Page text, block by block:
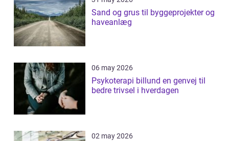
Sand og grus til byggeprojekter og
haveanlæg
06 may 2026
Psykoterapi billund en genvej til
bedre trivsel i hverdagen
02 may 2026